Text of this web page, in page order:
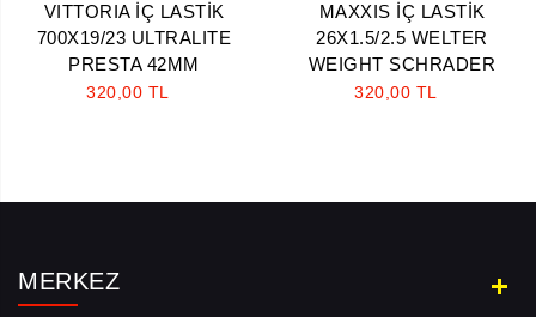
VITTORIA İÇ LASTİK
700X19/23 ULTRALITE
PRESTA 42MM
320,00 TL
MAXXIS İÇ LASTİK
26X1.5/2.5 WELTER
WEIGHT SCHRADER
320,00 TL
MERKEZ